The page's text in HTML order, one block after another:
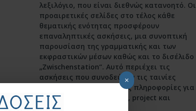
λεξιλόγιο, που είναι διεθνώς κατανοητό. Οι
προαιρετικές σελίδες στο τέλος κάθε
θεματικής ενότητας προσφέρουν
επαναληπτικές ασκήσεις, μια συνοπτική
παρουσίαση της γραμματικής και των
εκφραστικών μέσων καθώς και το δισέλιδο
„Zwischenstation“. Αυτό περιέχει τις
ασκήσεις που συνοδεύουν τις ταινίες
μικρού μήκους, επίκαιρες πληροφορίες για
τις γερμανόφωνες χώρες, project και
γρίφους.